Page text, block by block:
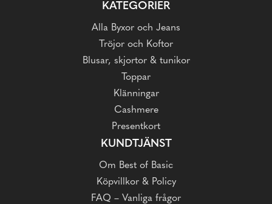
KATEGORIER
Alla Byxor och Jeans
Tröjor och Koftor
Blusar, skjortor & tunikor
Toppar
Klänningar
Cashmere
Presentkort
KUNDTJÄNST
Om Best of Basic
Köpvillkor & Policy
FAQ – Vanliga frågor